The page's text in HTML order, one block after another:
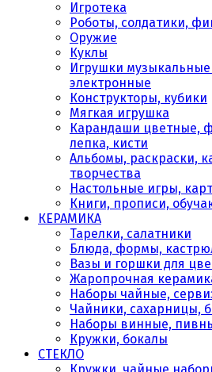
Игротека
Роботы, солдатики,
Оружие
Куклы
Игрушки
электронные
Конструкторы, кубики
Мягкая игрушка
Карандаши цветные,
лепка, кисти
Альбомы, раскраски,
творчества
Настольные игры,
Книги, прописи,
КЕРАМИКА
Тарелки, салатники
Блюда, формы,
Вазы и горшки для
Жаропрочная
Наборы чайные,
Чайники, сахарницы,
Наборы винные,
Кружки, бокалы
СТЕКЛО